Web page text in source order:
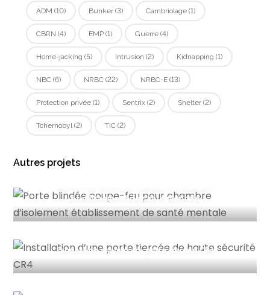
ADM (10) Bunker(3) Cambriolage(1)
CBRN (4) EMP(1) Guerre(4)
Home-jacking (5) Intrusion (2) Kidnapping (1)
NBC(6) NRBC(22) NRBC-E(13)
Protection privée(1) Sentrix(2) Shelter(2)
Tchernobyl (2) TIC(2)
Autres projets
établissement de santé mentale
Fabrication sur mesure porte tiercée CR4